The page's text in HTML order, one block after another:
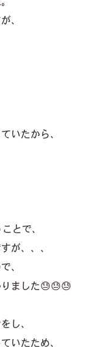
、
いたから、
とで、
が、、、
、
ました😓😓😓
し、
いたため、